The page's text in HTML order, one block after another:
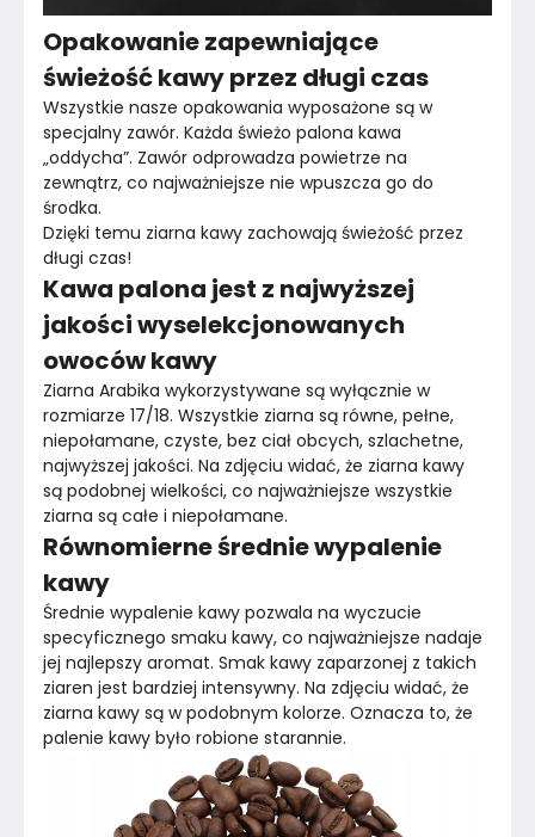
Opakowanie zapewniające
świeżość kawy przez długi czas
Wszystkie nasze opakowania wyposażone są w
specjalny zawór. Każda świeżo palona kawa
„oddycha”. Zawór odprowadza powietrze na
zewnątrz, co najważniejsze nie wpuszcza go do
środka.
Dzięki temu ziarna kawy zachowają świeżość przez
długi czas!
Kawa palona jest z najwyższej
jakości wyselekcjonowanych
owoców kawy
Ziarna Arabika wykorzystywane są wyłącznie w
rozmiarze 17/18. Wszystkie ziarna są równe, pełne,
niepołamane, czyste, bez ciał obcych, szlachetne,
najwyższej jakości. Na zdjęciu widać, że ziarna kawy
są podobnej wielkości, co najważniejsze wszystkie
ziarna są całe i niepołamane.
Równomierne średnie wypalenie
kawy
Średnie wypalenie kawy pozwala na wyczucie
specyficznego smaku kawy, co najważniejsze nadaje
jej najlepszy aromat. Smak kawy zaparzonej z takich
ziaren jest bardziej intensywny. Na zdjęciu widać, że
ziarna kawy są w podobnym kolorze. Oznacza to, że
palenie kawy było robione starannie.